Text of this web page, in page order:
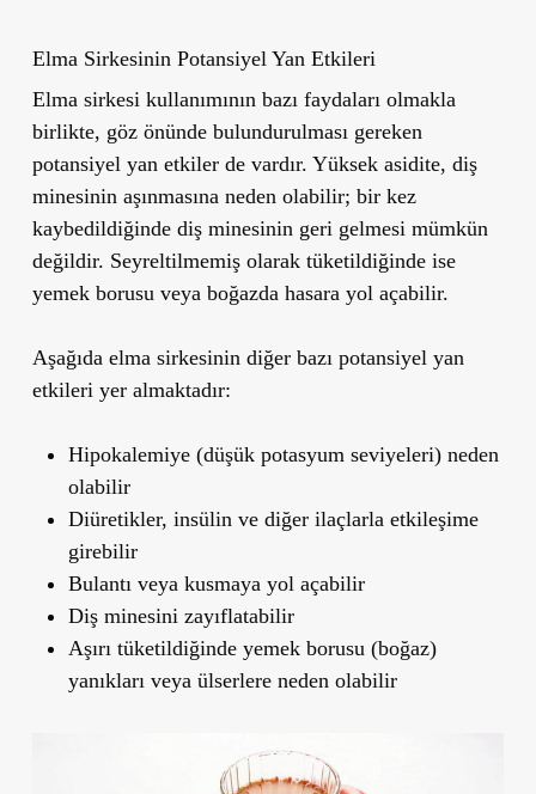
Elma Sirkesinin Potansiyel Yan Etkileri
Elma sirkesi kullanımının bazı faydaları olmakla
birlikte, göz önünde bulundurulması gereken
potansiyel yan etkiler de vardır. Yüksek asidite, diş
minesinin aşınmasına neden olabilir; bir kez
kaybedildiğinde diş minesinin geri gelmesi mümkün
değildir. Seyreltilmemiş olarak tüketildiğinde ise
yemek borusu veya boğazda hasara yol açabilir.
Aşağıda elma sirkesinin diğer bazı potansiyel yan
etkileri yer almaktadır:
Hipokalemiye (düşük potasyum seviyeleri) neden
olabilir
Diüretikler, insülin ve diğer ilaçlarla etkileşime
girebilir
Bulantı veya kusmaya yol açabilir
Diş minesini zayıflatabilir
Aşırı tüketildiğinde yemek borusu (boğaz)
yanıkları veya ülserlere neden olabilir